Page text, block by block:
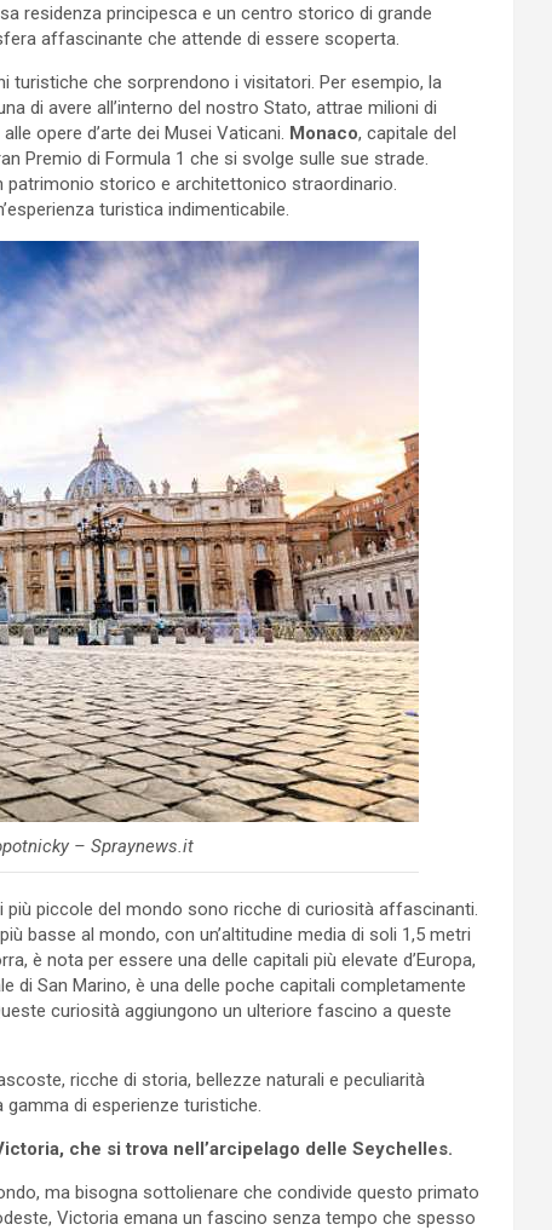
residenza principesca e un centro storico di grande
affascinante che attende di essere scoperta.
che sorprendono i visitatori. Per esempio, la
di avere all’interno del nostro Stato, attrae milioni di
opere d’arte dei Musei Vaticani. Monaco, capitale del
Premio di Formula 1 che si svolge sulle sue strade.
storico e architettonico straordinario.
turistica indimenticabile.
– Spraynews.it
piccole del mondo sono ricche di curiosità affascinanti.
basse al mondo, con un’altitudine media di soli 1,5 metri
è nota per essere una delle capitali più elevate d’Europa,
di San Marino, è una delle poche capitali completamente
curiosità aggiungono un ulteriore fascino a queste
ricche di storia, bellezze naturali e peculiarità
di esperienze turistiche.
che si trova nell’arcipelago delle Seychelles.
ma bisogna sottolienare che condivide questo primato
Victoria emana un fascino senza tempo che spesso